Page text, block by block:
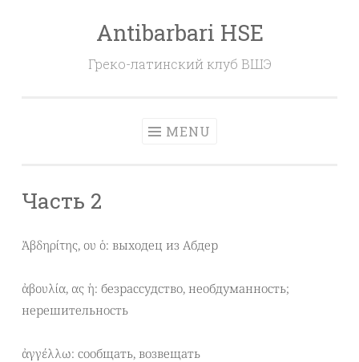
Antibarbari HSE
Греко-латинский клуб ВШЭ
MENU
Часть 2
Ἀβδηρίτης, ου ὁ: выходец из Абдер
ἀβουλία, ας ἡ: безрассудство, необдуманность;
нерешительность
ἀγγέλλω: сообщать, возвещать